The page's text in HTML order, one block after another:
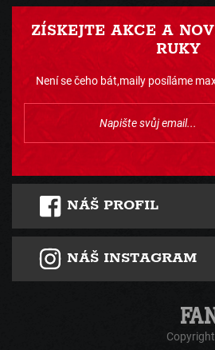
ZÍSKEJTE AKCE A
RUKY
Není se čeho bát,maily posíláme
NÁŠ PROFIL
NÁŠ INSTAGRAM